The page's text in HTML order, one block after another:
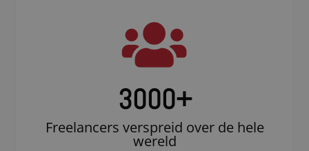
3000+
Freelancers verspreid over de hele
wereld